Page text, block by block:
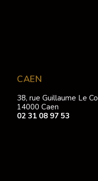
CAEN
38, rue Guillaume Le
14000 Caen
02 31 08 97 53